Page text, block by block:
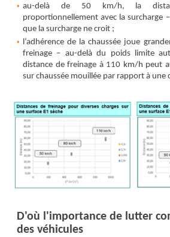
au-delà de 50 km/h, la
proportionnellement avec la surcharge
que la surcharge ne croit ;
l’adhérence de la chaussée joue
freinage – au-delà du poids limite
distance de freinage à 110 km/h peut
sur chaussée mouillée par rapport à une
D'où l'importance de lutter
des véhicules